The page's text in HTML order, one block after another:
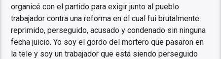
organicé con el partido para exigir junto al pueblo
trabajador contra una reforma en el cual fui brutalmente
reprimido, perseguido, acusado y condenado sin ninguna
fecha juicio. Yo soy el gordo del mortero que pasaron en
la tele y soy un trabajador que está siendo perseguido